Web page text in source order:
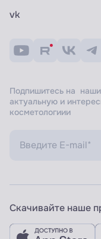
vk
Подпишитесь на наши
актуальную и
косметологиии
Скачивайте наше